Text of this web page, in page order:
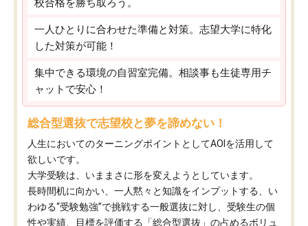
校合格を勝ち取ろう。
一人ひとりに合わせた準備と対策。志望大学に特化
した対策が可能！
集中できる環境の自習室完備。相談事も生徒専用チ
ャットで安心！
総合型選抜で志望校と夢を諦めない！
人生においてのターニングポイントとしてAOIを活用して
欲しいです。
大学受験は、いままさに形を変えようとしています。
長時間机に向かい、一人黙々と知識をインプットする、い
わゆる“受験勉強”で挑戦する一般選抜に対し、受験生の個
性や実績、目標を評価する「総合型選抜」の占めるボリュ